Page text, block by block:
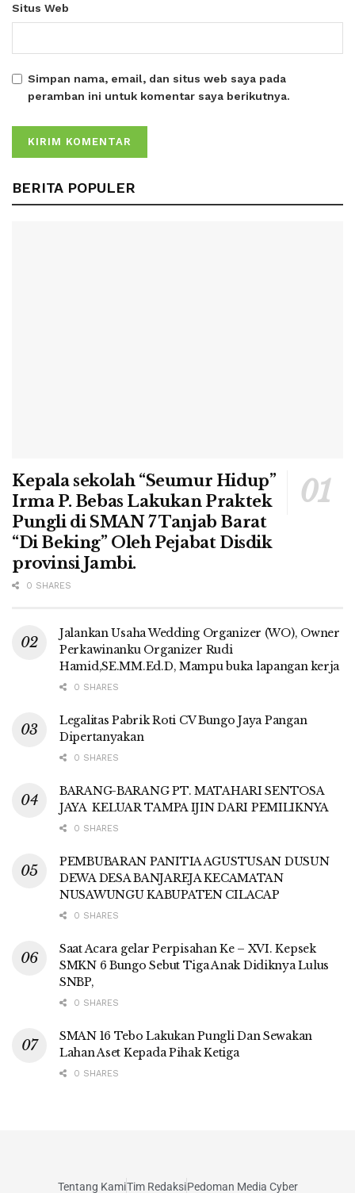
Situs Web
Simpan nama, email, dan situs web saya pada
peramban ini untuk komentar saya berikutnya.
BERITA POPULER
Kepala sekolah “Seumur Hidup”
Irma P. Bebas Lakukan Praktek
Pungli di SMAN 7 Tanjab Barat
“Di Beking” Oleh Pejabat Disdik
provinsi Jambi.
0 SHARES
Jalankan Usaha Wedding Organizer (WO), Owner
Perkawinanku Organizer Rudi
Hamid,SE.MM.Ed.D, Mampu buka lapangan kerja
0 SHARES
Legalitas Pabrik Roti CV Bungo Jaya Pangan
Dipertanyakan
0 SHARES
BARANG-BARANG PT. MATAHARI SENTOSA
JAYA KELUAR TAMPA IJIN DARI PEMILIKNYA
0 SHARES
PEMBUBARAN PANITIA AGUSTUSAN DUSUN
DEWA DESA BANJAREJA KECAMATAN
NUSAWUNGU KABUPATEN CILACAP
0 SHARES
Saat Acara gelar Perpisahan Ke – XVI. Kepsek
SMKN 6 Bungo Sebut Tiga Anak Didiknya Lulus
SNBP,
0 SHARES
SMAN 16 Tebo Lakukan Pungli Dan Sewakan
Lahan Aset Kepada Pihak Ketiga
0 SHARES
Tentang KamiTim RedaksiPedoman Media Cyber